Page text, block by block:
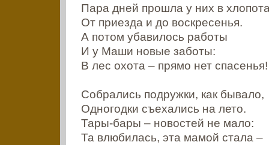
Пара дней прошла у них в
От приезда и до воскресенья.
А потом убавилось работы
И у Маши новые заботы:
В лес охота – прямо нет спасенья!
Собрались подружки, как бывало,
Одногодки съехались на лето.
Тары-бары – новостей не мало:
Та влюбилась, эта мамой стала –